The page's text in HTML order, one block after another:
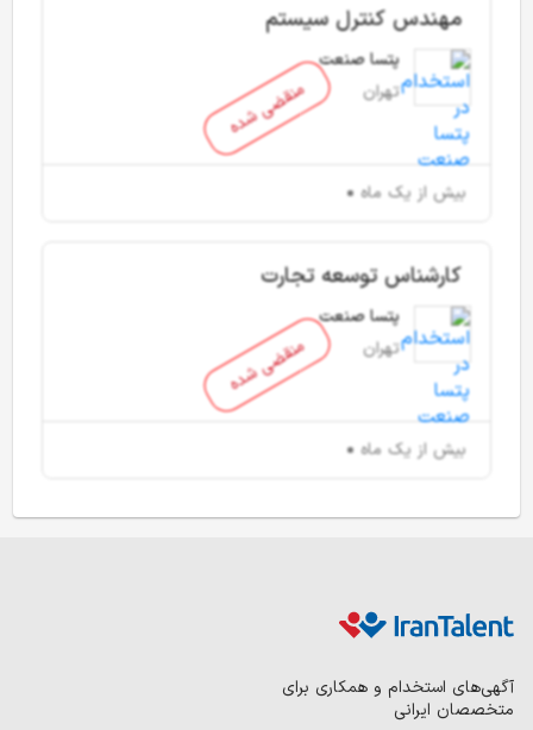
منقضی شده
مهندس کنترل سیستم
پتسا صنعت
تهران
بیش از یک ماه
منقضی شده
کارشناس توسعه تجارت
پتسا صنعت
تهران
بیش از یک ماه
آگهی‌های استخدام و همکاری برای
متخصصان ایرانی